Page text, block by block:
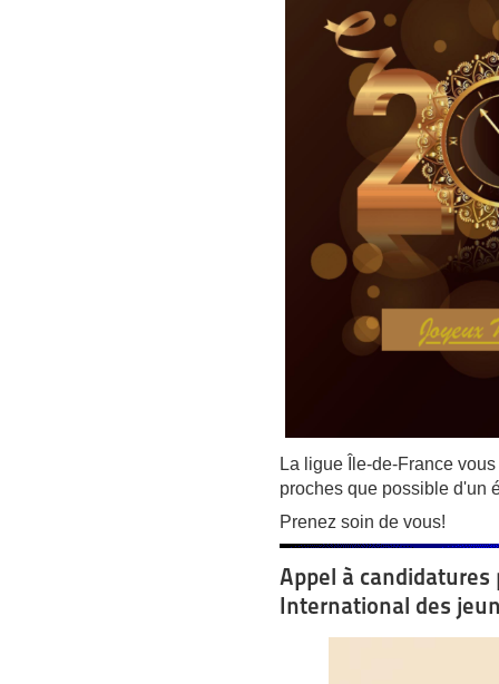
La ligue Île-de-France
proches que possible d'un
Prenez soin de vous!
Appel à
International des